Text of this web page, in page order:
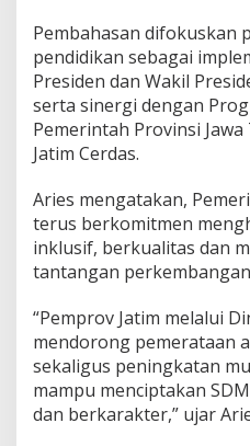
g
u
a
t
a
n
P
d
i
d
i
k
n
d
a
n
S
D
Pembahasan difokuskan
pendidikan sebagai
Presiden dan Wakil
serta sinergi dengan
Pemerintah Provinsi
Jatim Cerdas.
Aries mengatakan,
terus berkomitmen
inklusif, berkualitas dan
tantangan
“Pemprov Jatim melalui
mendorong pemerataan
sekaligus peningkatan
mampu menciptakan
dan berkarakter,” ujar